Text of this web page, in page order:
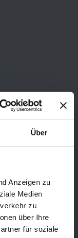
Über
Anzeigen zu
Medien
zu
über Ihre
für soziale